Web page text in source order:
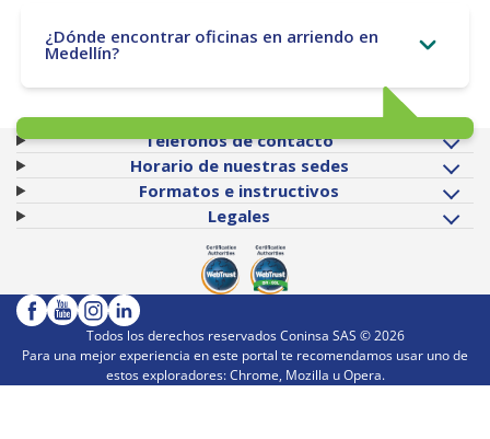
¿Dónde encontrar oficinas en arriendo en
Medellín?
Teléfonos de contacto
Horario de nuestras sedes
Formatos e instructivos
Legales
Todos los derechos reservados Coninsa SAS ©2026
Para una mejor experiencia en este portal te recomendamos usar uno de
estos exploradores: Chrome, Mozilla u Opera.